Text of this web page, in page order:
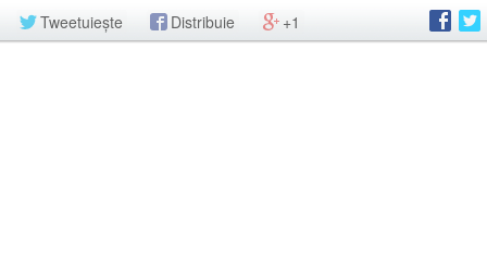
Tweetuiește Distribuie +1